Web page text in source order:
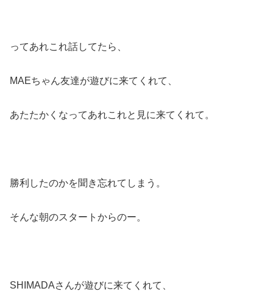
ってあれこれ話してたら、
MAEちゃん友達が遊びに来てくれて、
あたたかくなってあれこれと見に来てくれて。
勝利したのかを聞き忘れてしまう。
そんな朝のスタートからのー。
SHIMADAさんが遊びに来てくれて、